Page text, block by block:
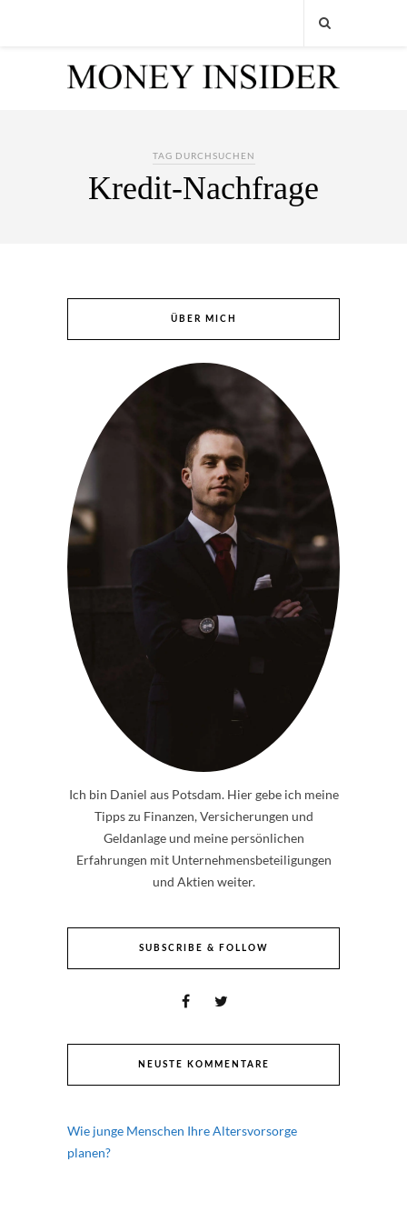
TAG DURCHSUCHEN
Kredit-Nachfrage
ÜBER MICH
Ich bin Daniel aus Potsdam. Hier gebe ich meine
Tipps zu Finanzen, Versicherungen und
Geldanlage und meine persönlichen
Erfahrungen mit Unternehmensbeteiligungen
und Aktien weiter.
SUBSCRIBE & FOLLOW
NEUSTE KOMMENTARE
Wie junge Menschen Ihre Altersvorsorge
planen?